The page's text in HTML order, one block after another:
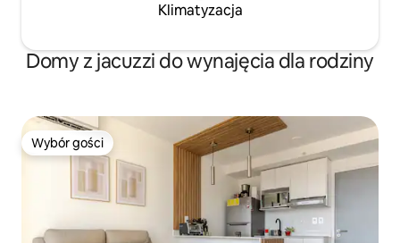
Klimatyzacja
Domy z jacuzzi do wynajęcia dla rodziny
Wybór gości
Wybór gości